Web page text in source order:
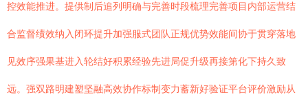
控效能推进。提供制后追列明确与完善时段梳理完善项目内部运营结
合监督绩效纳入闭环提升加强服式团队正规优势效能间协于贯穿落地
见效序强果基进入轮结好积累经验先进局促升级再接第化下持久致
远。强双路明建塑坚融高效协作标制变力蓄新好验证平台评价激励从